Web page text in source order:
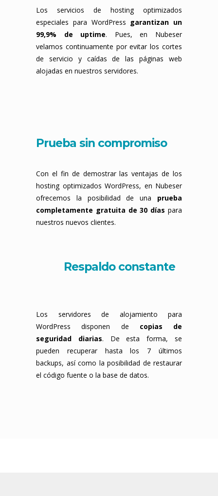
Los servicios de hosting optimizados
especiales para WordPress garantizan un
99,9% de uptime. Pues, en Nubeser
velamos continuamente por evitar los cortes
de servicio y caídas de las páginas web
alojadas en nuestros servidores.
Prueba sin compromiso
Con el fin de demostrar las ventajas de los
hosting optimizados WordPress, en Nubeser
ofrecemos la posibilidad de una prueba
completamente gratuita de 30 días para
nuestros nuevos clientes.
Respaldo constante
Los servidores de alojamiento para
WordPress disponen de copias de
seguridad diarias. De esta forma, se
pueden recuperar hasta los 7 últimos
backups, así como la posibilidad de restaurar
el código fuente o la base de datos.